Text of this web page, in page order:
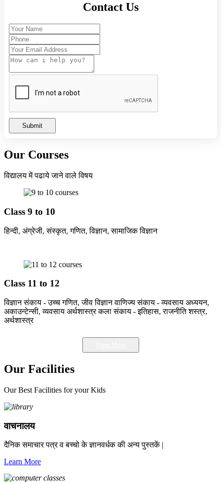
राम लला प्राण प्रतिष्ठा उत्सव का आमंत्रण
HIGH SCHOOL AND HIGHER SECONDARY
Summer Camp-2023
Contact Us
Submit
Our Courses
विद्यालय में पढाये जाने वाले विषय
Class 9 to 10
हिन्दी, अंग्रेजी, संस्कृत, गणित, विज्ञान, सामाजिक विज्ञान
Class 11 to 12
विज्ञान संकाय - उच्च गणित, जीव विज्ञान वाणिज्य संकाय - व्यवसाय अध्ययन,
अकाउन्टेन्सी, व्यवसाय अर्थशास्त्र कला संकाय - इतिहास, राजनीति शस्त्र,
अर्थशास्त्र
Our Facilities
Our Best Facilities for your Kids
वाचनालय
दैनिक समाचार पत्र व बच्चो के ज्ञानवर्धक की अन्य पुस्तकें |
Learn More